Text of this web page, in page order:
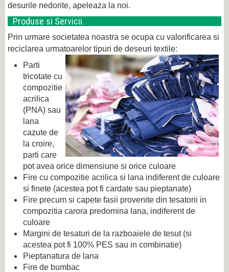
desurile nedorite, apeleaza la noi.
Produse si Servicii
Prin urmare societatea noastra se ocupa cu valorificarea si
reciclarea urmatoarelor tipuri de deseuri textile:
Parti
tricotate cu
compozitie
acrilica
(PNA) sau
lana
cazute de
la croire,
parti care
pot avea orice dimensiune si orice culoare
Fire cu compozitie acrilica si lana indiferent de culoare
si finete (acestea pot fi cardate sau pieptanate)
Fire precum si capete fasii provenite din tesatorii in
compozitia carora predomina lana, indiferent de
culoare
Margini de tesaturi de la razboaiele de tesut (si
acestea pot fi 100% PES sau in combinatie)
Pieptanatura de lana
Fire de bumbac